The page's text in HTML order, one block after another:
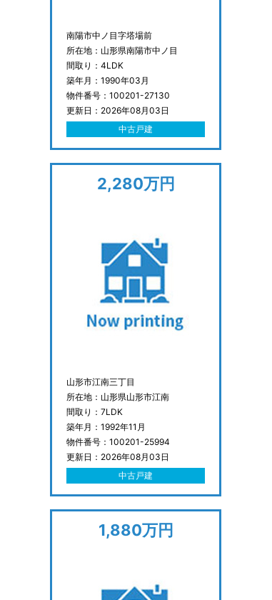
南陽市中ノ目字塔場前
所在地：山形県南陽市中ノ目
間取り：4LDK
築年月：1990年03月
物件番号：100201-27130
更新日：2026年08月03日
中古戸建
2,280万円
山形市江南三丁目
所在地：山形県山形市江南
間取り：7LDK
築年月：1992年11月
物件番号：100201-25994
更新日：2026年08月03日
中古戸建
1,880万円